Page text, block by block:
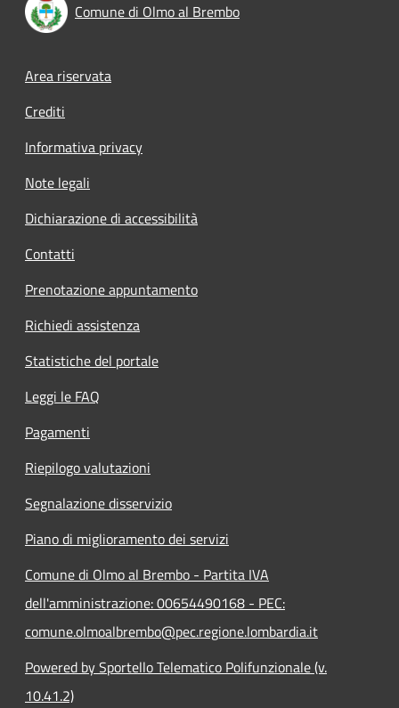
Comune di Olmo al Brembo
Footer menu
Area riservata
Crediti
Informativa privacy
Note legali
Dichiarazione di accessibilità
Contatti
Prenotazione appuntamento
Richiedi assistenza
Statistiche del portale
Leggi le FAQ
Pagamenti
Riepilogo valutazioni
Segnalazione disservizio
Piano di miglioramento dei servizi
Comune di Olmo al Brembo - Partita IVA
dell'amministrazione: 00654490168 - PEC:
comune.olmoalbrembo@pec.regione.lombardia.it
Powered by Sportello Telematico Polifunzionale (v.
10.41.2)